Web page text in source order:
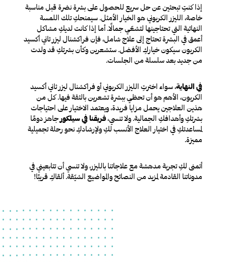
إذا كنتِ تبحثين عن حل سريع للحصول على بشرة نضرة قبل مناسبة
خاصة، الليزر الكربوني هو الخيار الأمثل. سيمنحكِ تلك اللمسة
النهائية التي تحتاجينها لتشعّي جمالًا. أما إذا كانت لديكِ مشاكل
أعمق في البشرة تحتاج إلى علاج شامل، فإن فراكشنال ليزر ثاني أكسيد
الكربون سيكون خياركِ الأفضل. ستشعرين وكأن بشرتكِ قد ولدت
من جديد بعد سلسلة من الجلسات.
في النهاية، سواء اخترتِ الليزر الكربوني أو فراكشنال ليزر ثاني أكسيد
الكربون، الأهم هو أن تحظي ببشرة تشعرين بالثقة فيها. كل من
هذين العلاجين يحمل مزايا فريدة، ويعتمد الاختيار على احتياجات
بشرتكِ وأهدافكِ الجمالية. ولا تنسي،فريقنا في سيلكور جاهز دومًا
لمساعدتكِ في اختيار العلاج الأنسب لكِ ولإرشادكِ نحو رحلة تجميلية
مميزة.
أتمنى لكِ تجربة مدهشة مع علاجاتنا بالليزر، ولا تنسي أن تتابعيني في
مدوناتنا القادمة لمزيد من النصائح والمواضيع الشيّقة. ألقاكِ قريبًا!